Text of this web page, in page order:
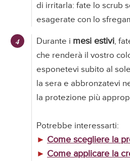
di irritarla: fate lo scrub
esagerate con lo
Durante i mesi estivi,
che renderà il vostro
esponetevi subito al
la sera e abbronzatevi
la protezione più
Potrebbe interessarti:
► Come scegliere la
► Come applicare la